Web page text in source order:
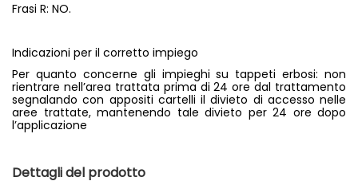
Frasi R: NO.
Indicazioni per il corretto impiego
Per quanto concerne gli impieghi su tappeti erbosi: non
rientrare nell’area trattata prima di 24 ore dal trattamento
segnalando con appositi cartelli il divieto di accesso nelle
aree trattate, mantenendo tale divieto per 24 ore dopo
l’applicazione
Dettagli del prodotto